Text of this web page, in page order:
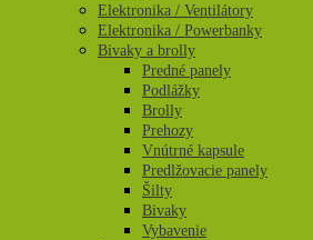
Elektronika / Ventilátory
Elektronika / Powerbanky
Bivaky a brolly
Predné panely
Podlážky
Brolly
Prehozy
Vnútrné kapsule
Predlžovacie panely
Šilty
Bivaky
Vybavenie